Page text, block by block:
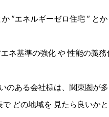
”エネルギーゼロ住宅 ” と
ネ基準の強化 や 性能の義務
のある会社様は、関東圏が
どの地域を 見たら良いかと